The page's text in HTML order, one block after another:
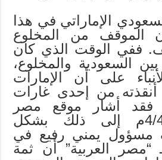
الإماراتي في هذا
من المخلوع
ففي الوقت الذي كان
السعودية والمخلوع،
على أن الإمارات
أنقذته من إحدى غارات
فقد أشار موقع مصر
العربية 4/4/2015م إلى ذلك بشكل
مسؤول يمني رفيع في
العربية” أن ثمة